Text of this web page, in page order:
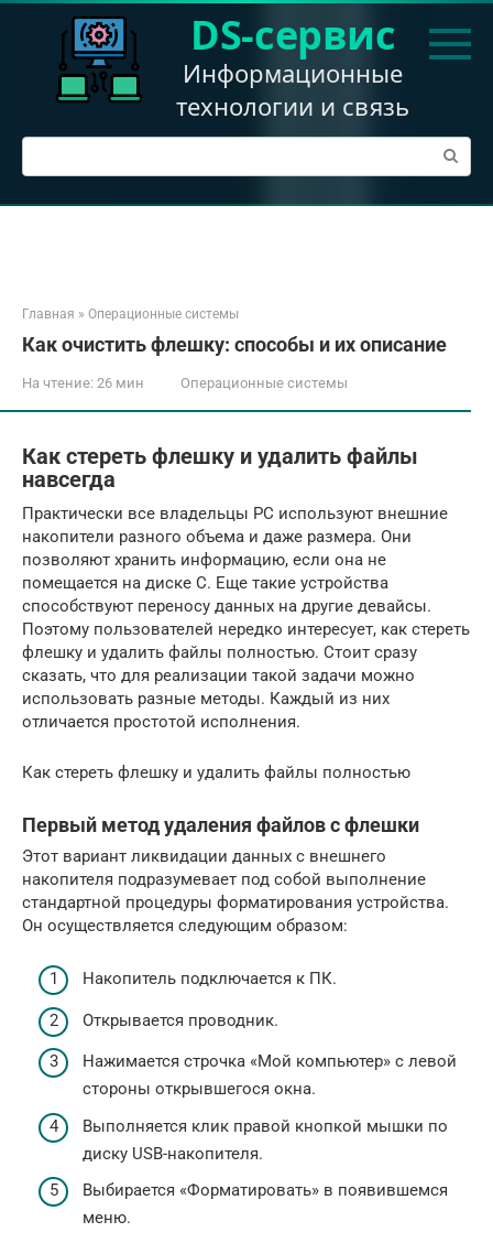
Перейти
DS-сервис
Информационные
технологии и связь
Поиск:
Главная » Операционные системы
Как очистить флешку: способы и их описание
На чтение: 26 мин Операционные системы
Как стереть флешку и удалить файлы
навсегда
Практически все владельцы PC используют внешние
накопители разного объема и даже размера. Они
позволяют хранить информацию, если она не
помещается на диске C. Еще такие устройства
способствуют переносу данных на другие девайсы.
Поэтому пользователей нередко интересует, как стереть
флешку и удалить файлы полностью. Стоит сразу
сказать, что для реализации такой задачи можно
использовать разные методы. Каждый из них
отличается простотой исполнения.
Как стереть флешку и удалить файлы полностью
Первый метод удаления файлов с флешки
Этот вариант ликвидации данных с внешнего
накопителя подразумевает под собой выполнение
стандартной процедуры форматирования устройства.
Он осуществляется следующим образом:
Накопитель подключается к ПК.
Открывается проводник.
Нажимается строчка «Мой компьютер» с левой
стороны открывшегося окна.
Выполняется клик правой кнопкой мышки по
диску USB-накопителя.
Выбирается «Форматировать» в появившемся
меню.